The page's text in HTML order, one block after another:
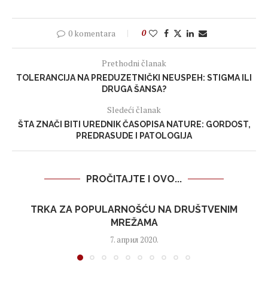
0 komentara 0
Prethodni članak
TOLERANCIJA NA PREDUZETNIČKI NEUSPEH: STIGMA ILI
DRUGA ŠANSA?
Sledeći članak
ŠTA ZNAČI BITI UREDNIK ČASOPISA NATURE: GORDOST,
PREDRASUDE I PATOLOGIJA
PROČITAJTE I OVO...
TRKA ZA POPULARNOŠĆU NA DRUŠTVENIM
MREŽAMA
7. април 2020.